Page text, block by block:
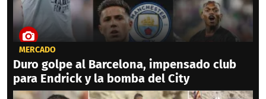
MERCADO
Duro golpe al Barcelona, impensado club
para Endrick y la bomba del City